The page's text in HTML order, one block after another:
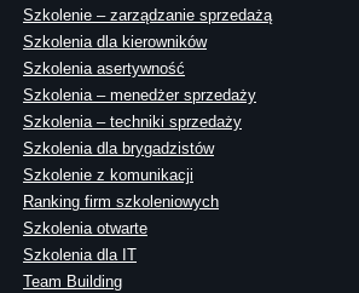
Szkolenie – zarządzanie sprzedażą
Szkolenia dla kierowników
Szkolenia asertywność
Szkolenia – menedżer sprzedaży
Szkolenia – techniki sprzedaży
Szkolenia dla brygadzistów
Szkolenie z komunikacji
Ranking firm szkoleniowych
Szkolenia otwarte
Szkolenia dla IT
Team Building